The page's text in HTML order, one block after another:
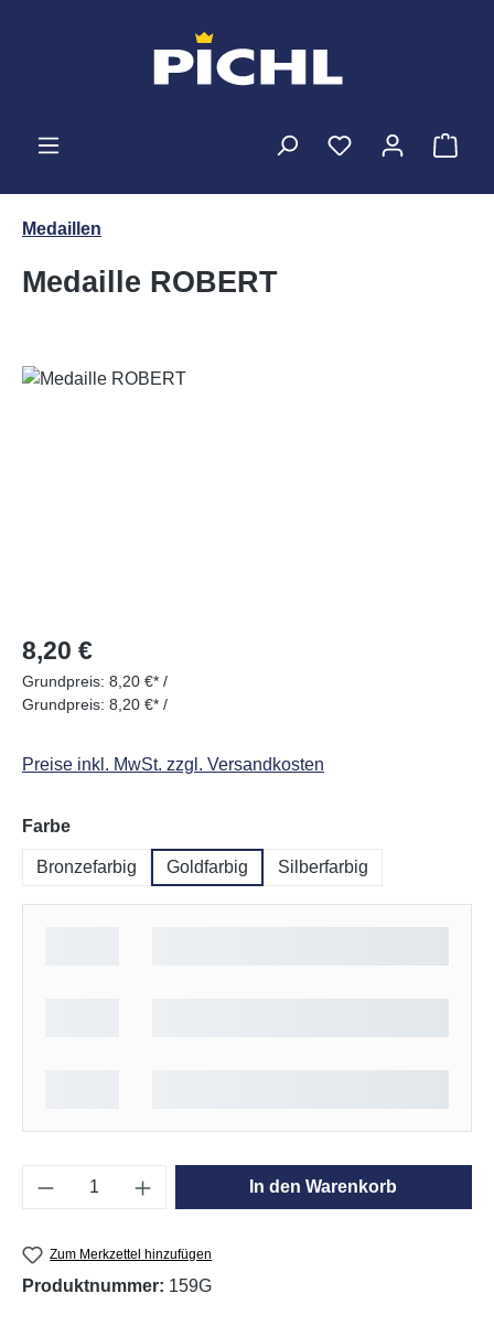
Medaillen
Medaille ROBERT
Bildergalerie überspringen
Regulärer Preis:
8,20 €
Grundpreis: 8,20 €* /
Grundpreis: 8,20 €* /
Preise inkl. MwSt. zzgl. Versandkosten
Farbeauswählen
Bronzefarbig Goldfarbig Silberfarbig
Produkt Anzahl: Gib den gewünschten
In den Warenkorb
Zum Merkzettel hinzufügen
Produktnummer: 159G